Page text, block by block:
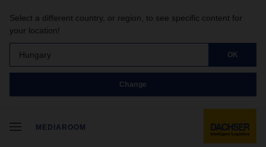
Select a different country, or region, to see specific content for
your location!
Hungary OK
Change
MEDIAROOM